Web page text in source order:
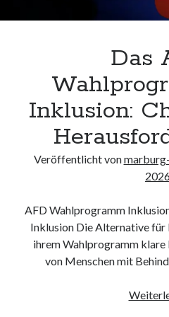
Neueste Kommentare
Archiv
August 2026
Juli 2026
Juni 2026
Mai 2026
April 2026
Januar 2026
Dezember 2025
November 2025
Oktober 2025
Das
Inklusion:
Veröffentlicht von
AFD Wahlprogramm
Inklusion Die Alternative für
ihrem Wahlprogramm
von Menschen mit